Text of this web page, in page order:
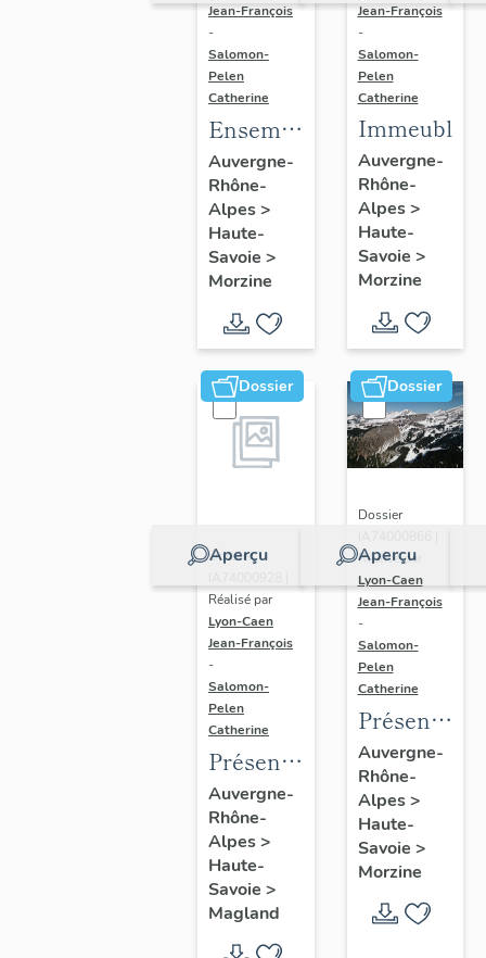
Jean-François
-
Salomon-
Pelen
Catherine
Ensemble
du génie
civil ;
galerie
marchande ;
établissement
administratif ;
salle de
spectacle
Auvergne-
Rhône-
Alpes>
Haute-
Savoie >
Morzine
Jean-François
-
Salomon-
Pelen
Catherine
Immeubles
Auvergne-
Rhône-
Alpes>
Haute-
Savoie >
Morzine
Dossier
Aperçu
Dossier
Réalisé par
Lyon-Caen
Jean-François
-
Salomon-
Pelen
Catherine
Présentation
de la
commune
de
Magland
Auvergne-
Rhône-
Alpes>
Haute-
Savoie >
Magland
Dossier
Aperçu
Dossier
Réalisé par
Lyon-Caen
Jean-François
-
Salomon-
Pelen
Catherine
de l'aire
d'étude
d'Avoriaz
Auvergne-
Rhône-
Alpes>
Haute-
Savoie >
Morzine